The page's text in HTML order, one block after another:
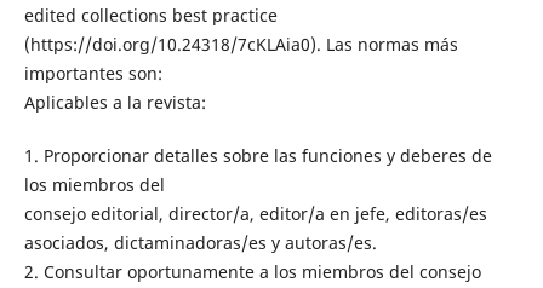
edited collections best practice
(https://doi.org/10.24318/7cKLAia0). Las normas más
importantes son:
Aplicables a la revista:
1. Proporcionar detalles sobre las funciones y deberes de
los miembros del
consejo editorial, director/a, editor/a en jefe, editoras/es
asociados, dictaminadoras/es y autoras/es.
2. Consultar oportunamente a los miembros del consejo